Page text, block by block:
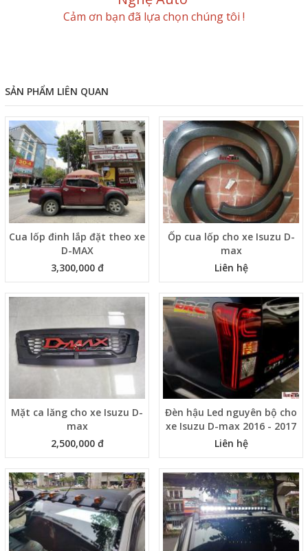
Cảm ơn bạn đã lựa chọn chúng tôi !
SẢN PHẨM LIÊN QUAN
Cua lốp đinh lắp đặt theo xe
D-MAX
3,300,000 đ
Ốp cua lốp cho xe Isuzu D-
max
Liên hệ
Mặt ca lăng cho xe Isuzu D-
max
2,500,000 đ
Đèn hậu Led nguyên bộ cho
xe Isuzu D-max 2016 - 2017
Liên hệ